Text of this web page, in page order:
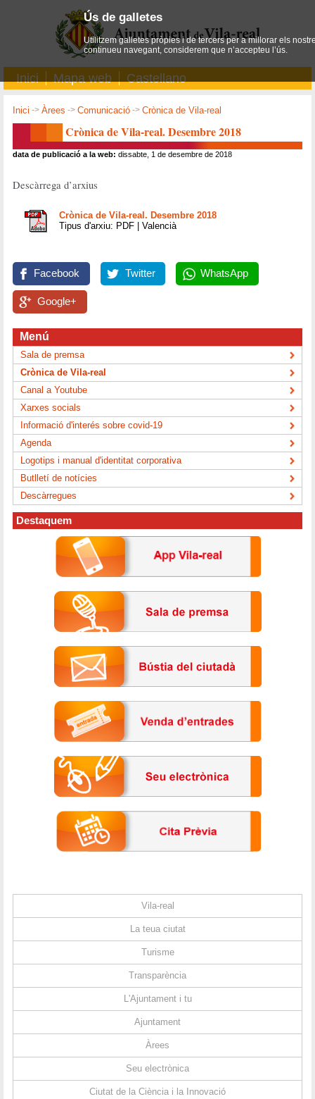
Inici Mapa web Castellano
Inici ->Àrees ->Comunicació ->Crònica de Vila-real
Crònica de Vila-real. Desembre 2018
data de publicació a la web: dissabte, 1 de desembre de 2018
Descàrrega d’arxius
Crònica de Vila-real. Desembre 2018
Tipus d'arxiu: PDF | Valencià
Facebook Twitter WhatsApp
Google+
Menú
Sala de premsa
Crònica de Vila-real
Canal a Youtube
Xarxes socials
Informació d'interés sobre covid-19
Agenda
Logotips i manual d'identitat corporativa
Butlletí de notícies
Descàrregues
Destaquem
Vila-real
La teua ciutat
Turisme
Transparència
L'Ajuntament i tu
Ajuntament
Àrees
Seu electrònica
Ciutat de la Ciència i la Innovació
Ús de galletes
Utilitzem galletes pròpies i de tercers per a millorar els
continueu navegant, considerem que n’accepteu l’ús.